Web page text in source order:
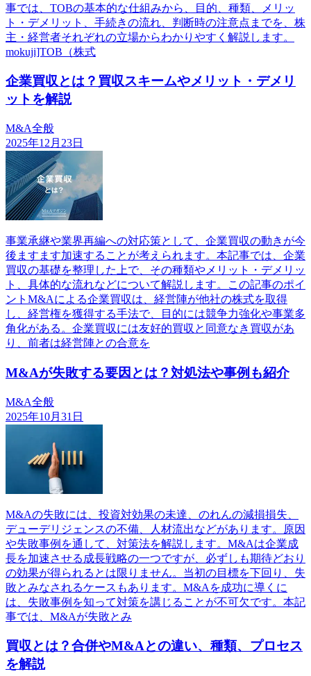
事では、TOBの基本的な仕組みから、目的、種類、メリッ
ト・デメリット、手続きの流れ、判断時の注意点までを、株
主・経営者それぞれの立場からわかりやすく解説します。
mokuji]TOB（株式
企業買収とは？買収スキームやメリット・デメリ
ットを解説
M&A全般
2025年12月23日
事業承継や業界再編への対応策として、企業買収の動きが今
後ますます加速することが考えられます。本記事では、企業
買収の基礎を整理した上で、その種類やメリット・デメリッ
ト、具体的な流れなどについて解説します。この記事のポイ
ントM&Aによる企業買収は、経営陣が他社の株式を取得
し、経営権を獲得する手法で、目的には競争力強化や事業多
角化がある。企業買収には友好的買収と同意なき買収があ
り、前者は経営陣との合意を
M&Aが失敗する要因とは？対処法や事例も紹介
M&A全般
2025年10月31日
M&Aの失敗には、投資対効果の未達、のれんの減損損失、
デューデリジェンスの不備、人材流出などがあります。原因
や失敗事例を通して、対策法を解説します。M&Aは企業成
長を加速させる成長戦略の一つですが、必ずしも期待どおり
の効果が得られるとは限りません。当初の目標を下回り、失
敗とみなされるケースもあります。M&Aを成功に導くに
は、失敗事例を知って対策を講じることが不可欠です。本記
事では、M&Aが失敗とみ
買収とは？合併やM&Aとの違い、種類、プロセス
を解説